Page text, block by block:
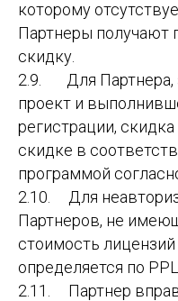
которому
Партнеры получают
скидку.
2.9. Для Партнера,
проект и
регистрации,
скидке в
программой
2.10. Для
Партнеров, не
стоимость
определяется по
2.11. Партнер